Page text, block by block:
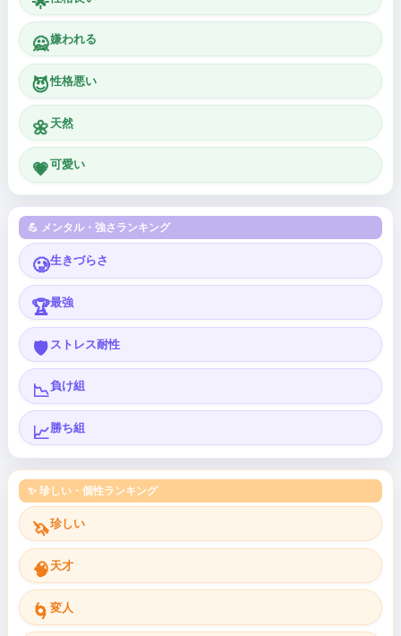
🙅嫌われる
😈性格悪い
🌼 天然
💗可愛い
💪 メンタル・強さランキング
🥲生きづらさ
🏆最強
🛡️ ストレス耐性
📉負け組
📈勝ち組
✨ 珍しい・個性ランキング
🦄珍しい
🧠 天才
🌀 変人